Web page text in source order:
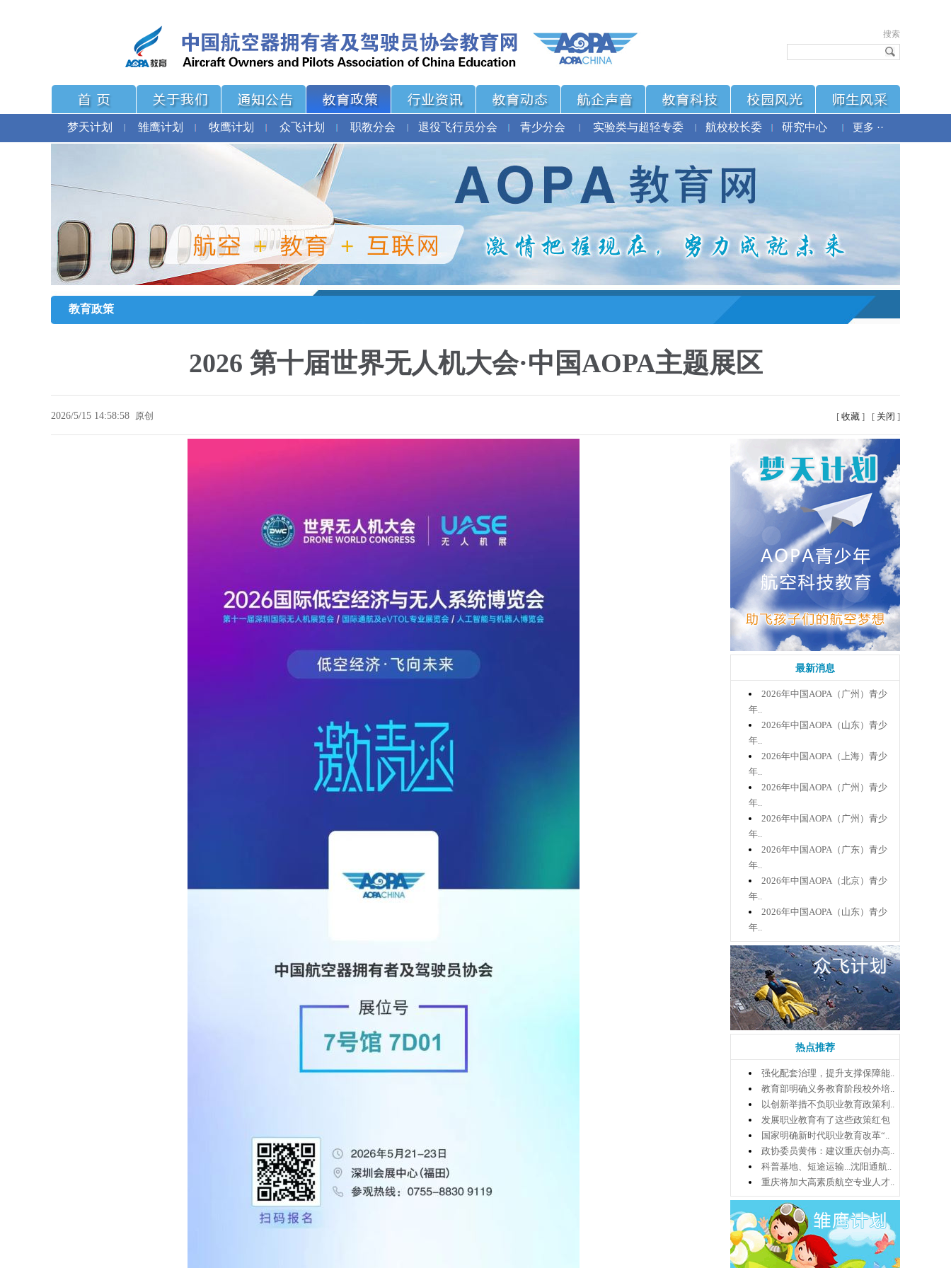
搜索
梦天计划 雏鹰计划 牧鹰计划 众飞计划 职教分会 退役飞行员分会 青少分会 实验类与超轻专委 航校校长委 研究中心 更多 ··
教育政策
2026 第十届世界无人机大会·中国AOPA主题展区
2026/5/15 14:58:58 原创 [ 收藏 ] [ 关闭 ]
最新消息
2026年中国AOPA（广州）青少
年..
2026年中国AOPA（山东）青少
年..
2026年中国AOPA（上海）青少
年..
2026年中国AOPA（广州）青少
年..
2026年中国AOPA（广州）青少
年..
2026年中国AOPA（广东）青少
年..
2026年中国AOPA（北京）青少
年..
2026年中国AOPA（山东）青少
年..
热点推荐
强化配套治理，提升支撑保障能..
教育部明确义务教育阶段校外培..
以创新举措不负职业教育政策利..
发展职业教育有了这些政策红包
国家明确新时代职业教育改革“..
政协委员黄伟：建议重庆创办高..
科普基地、短途运输...沈阳通航..
重庆将加大高素质航空专业人才..